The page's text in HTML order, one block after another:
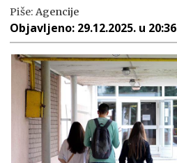
Piše: Agencije
Objavljeno: 29.12.2025. u 20:36